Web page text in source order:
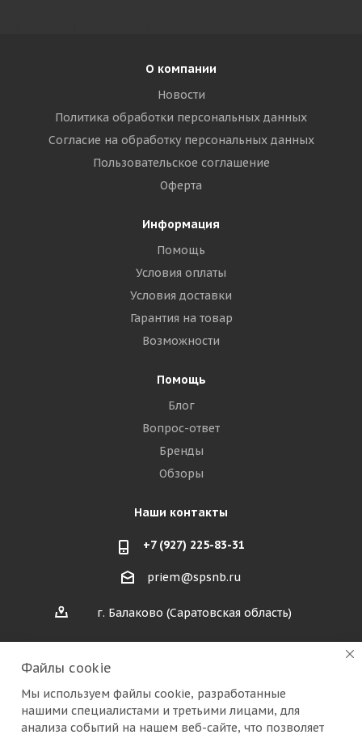
О компании
Новости
Политика обработки персональных данных
Согласие на обработку персональных данных
Пользовательское соглашение
Оферта
Информация
Помощь
Условия оплаты
Условия доставки
Гарантия на товар
Возможности
Помощь
Блог
Вопрос-ответ
Бренды
Обзоры
Наши контакты
+7 (927) 225-83-31
priem@spsnb.ru
г. Балаково (Саратовская область)
Файлы cookie
Мы используем файлы cookie, разработанные
нашими специалистами и третьими лицами, для
анализа событий на нашем веб-сайте, что позволяет